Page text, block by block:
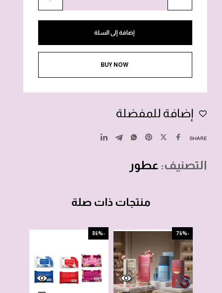
إضافة إلى السلة
BUY NOW
إضافة للمفضلة
SHARE
التصنيف: عطور
منتجات ذات صلة
-76%
-86%